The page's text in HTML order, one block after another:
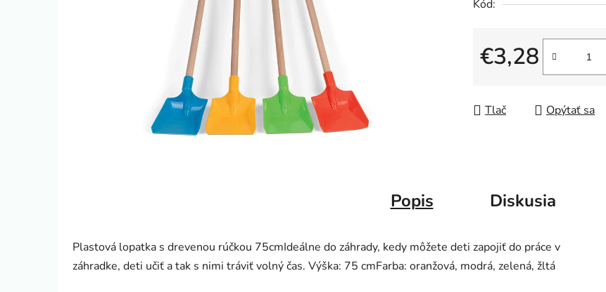
Kód:
€3,28
Jednotková cena:
Tlač Opýtať sa
Popis Diskusia
Plastová lopatka s drevenou rúčkou 75cmIdeálne do záhrady, kedy môžete deti zapojiť do práce v
záhradke, deti učiť a tak s nimi tráviť volný čas. Výška: 75 cmFarba: oranžová, modrá, zelená, žltá